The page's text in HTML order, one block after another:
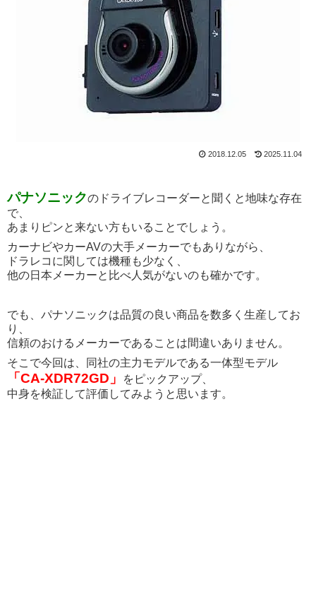
2018.12.05 2025.11.04
パナソニックのドライブレコーダーと聞くと地味な存在
で、
あまりピンと来ない方もいることでしょう。
カーナビやカーAVの大手メーカーでもありながら、
ドラレコに関しては機種も少なく、
他の日本メーカーと比べ人気がないのも確かです。
でも、パナソニックは品質の良い商品を数多く生産してお
り、
信頼のおけるメーカーであることは間違いありません。
そこで今回は、同社の主力モデルである一体型モデル
「CA-XDR72GD」
をピックアップ、
中身を検証して評価してみようと思います。